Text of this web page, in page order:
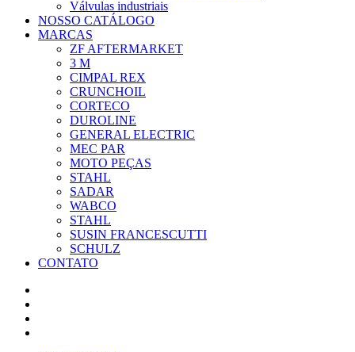
Válvulas industriais
NOSSO CATÁLOGO
MARCAS
ZF AFTERMARKET
3 M
CIMPAL REX
CRUNCHOIL
CORTECO
DUROLINE
GENERAL ELECTRIC
MEC PAR
MOTO PEÇAS
STAHL
SADAR
WABCO
STAHL
SUSIN FRANCESCUTTI
SCHULZ
CONTATO